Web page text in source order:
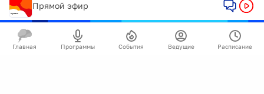
Прямой эфир
Главная Программы События Ведущие Расписание